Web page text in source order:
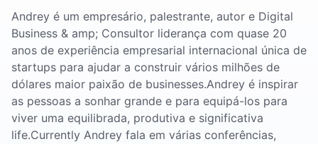
Andrey é um empresário, palestrante, autor e Digital
Business & amp; Consultor liderança com quase 20
anos de experiência empresarial internacional única de
startups para ajudar a construir vários milhões de
dólares maior paixão de businesses.Andrey é inspirar
as pessoas a sonhar grande e para equipá-los para
viver uma equilibrada, produtiva e significativa
life.Currently Andrey fala em várias conferências,